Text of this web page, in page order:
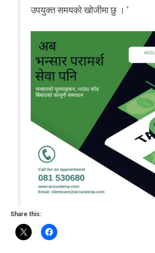
उपयुक्त समयको खोजीमा छु । ’
Share this: